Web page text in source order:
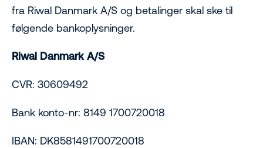
fra Riwal Danmark A/S og betalinger skal ske til
følgende bankoplysninger.
Riwal Danmark A/S
CVR: 30609492
Bank konto-nr: 8149 1700720018
IBAN: DK8581491700720018